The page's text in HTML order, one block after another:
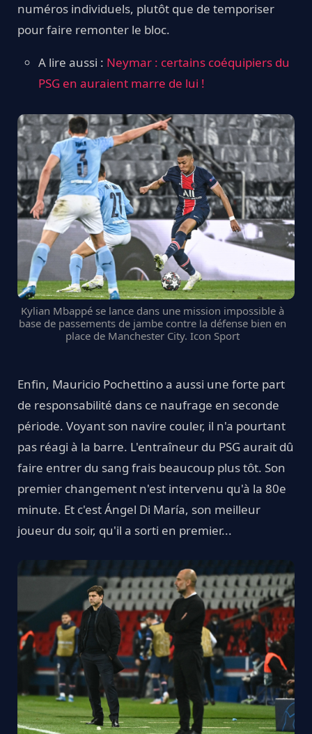
numéros individuels, plutôt que de temporiser
pour faire remonter le bloc.
A lire aussi : Neymar : certains coéquipiers du
PSG en auraient marre de lui !
Kylian Mbappé se lance dans une mission impossible à
base de passements de jambe contre la défense bien en
place de Manchester City. Icon Sport
Enfin, Mauricio Pochettino a aussi une forte part
de responsabilité dans ce naufrage en seconde
période. Voyant son navire couler, il n'a pourtant
pas réagi à la barre. L'entraîneur du PSG aurait dû
faire entrer du sang frais beaucoup plus tôt. Son
premier changement n'est intervenu qu'à la 80e
minute. Et c'est Ángel Di María, son meilleur
joueur du soir, qu'il a sorti en premier...